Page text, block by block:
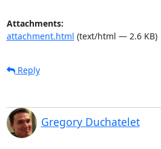
Attachments:
attachment.html (text/html — 2.6 KB)
Reply
Gregory Duchatelet